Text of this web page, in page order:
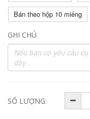
Bán theo hộp 10 miếng
GHI CHÚ
SỐ LƯỢNG: